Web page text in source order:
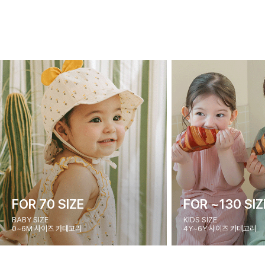
FOR 70 SIZE
BABY SIZE
0~6M 사이즈 카테고리
FOR ~130
KIDS SIZE
4Y~6Y 사이즈 카테고리